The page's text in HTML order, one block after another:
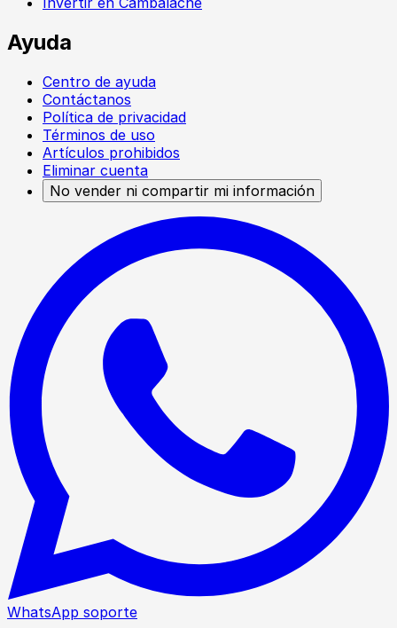
Ayuda
Centro de ayuda
Contáctanos
Política de privacidad
Términos de uso
Artículos prohibidos
Eliminar cuenta
No vender ni compartir mi información
WhatsApp soporte